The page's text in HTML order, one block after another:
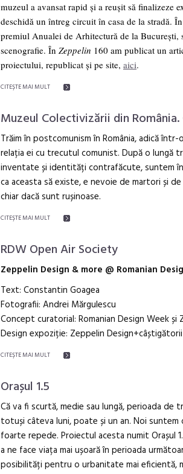
muzeul a avansat rapid și a reușit să finalizeze
deschidă un întreg circuit în casa de la stradă.
premiul Anualei de Arhitectură de la București,
scenografie. În Zeppelin 160 am publicat un
proiectului, republicat și pe site, aici.
CITEŞTE MAI MULT
Muzeul Colectivizării din România.
Trăim în postcomunism în România, adică
relația ei cu trecutul comunist. După o lungă
inventate și identități contrafăcute, suntem
ca aceasta să existe, e nevoie de martori și
chiar dacă sunt rușinoase.
CITEŞTE MAI MULT
RDW Open Air Society
Zeppelin Design & more @ Romanian
Text: Constantin Goagea
Fotografii: Andrei Mărgulescu
Concept curatorial: Romanian Design Week și
Design expoziție: Zeppelin
CITEŞTE MAI MULT
Orașul 1.5
Că va fi scurtă, medie sau lungă, perioada
totuși câteva luni, poate și un an. Noi
foarte repede. Proiectul acesta numit Orașul
a ne face viața mai ușoară în perioada
posibilități pentru o urbanitate mai eficientă,